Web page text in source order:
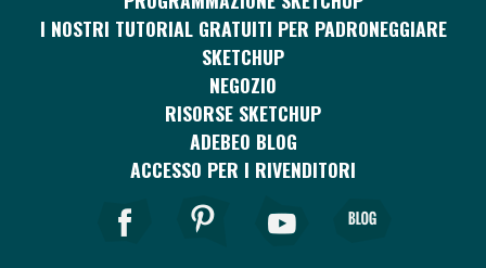
I NOSTRI TUTORIAL GRATUITI PER PADRONEGGIARE
SKETCHUP
NEGOZIO
RISORSE SKETCHUP
ADEBEO BLOG
ACCESSO PER I RIVENDITORI